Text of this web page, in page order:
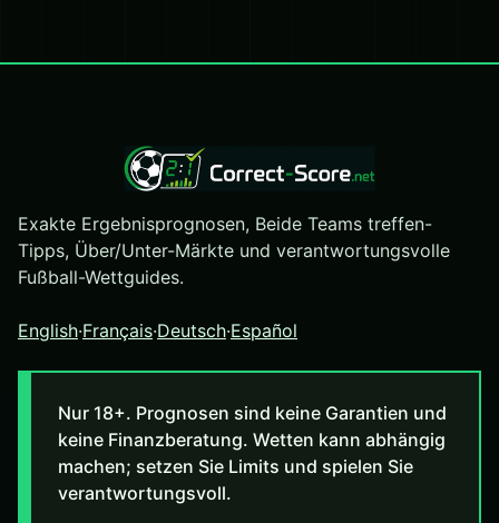
Exakte Ergebnisprognosen, Beide Teams treffen-
Tipps, Über/Unter-Märkte und verantwortungsvolle
Fußball-Wettguides.
English·Français·Deutsch·Español
Nur 18+. Prognosen sind keine Garantien und
keine Finanzberatung. Wetten kann abhängig
machen; setzen Sie Limits und spielen Sie
verantwortungsvoll.